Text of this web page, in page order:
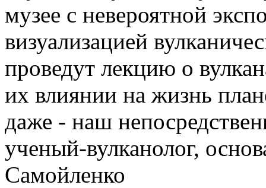
музее с невероятной
визуализацией
проведут лекцию о
их влиянии на жизнь
даже - наш
ученый-вулканолог,
Самойленко